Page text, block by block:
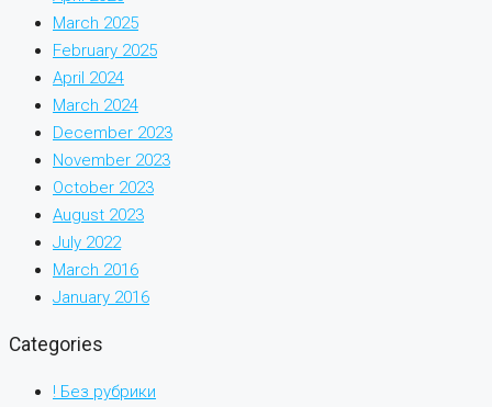
March 2025
February 2025
April 2024
March 2024
December 2023
November 2023
October 2023
August 2023
July 2022
March 2016
January 2016
Categories
! Без рубрики